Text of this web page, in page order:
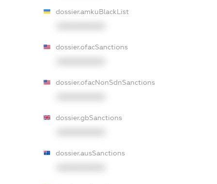
dossier.amkuBlackList
dossier.ofacSanctions
dossier.ofacNonSdnSanctions
dossier.gbSanctions
dossier.ausSanctions